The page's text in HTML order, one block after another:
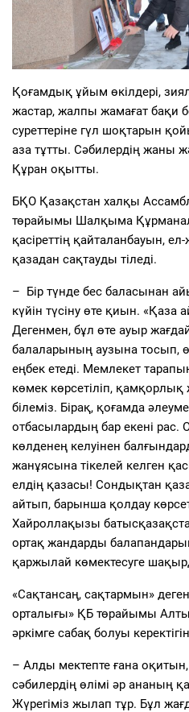
Қоғамдық ұйым өкілдері,
жастар, жалпы жамағат бақи
суреттеріне гүл шоқтарын
аза тұтты. Сәбилердің жаны
Құран оқытты.
БҚО Қазақстан халқы
төрайымы Шалқыма
қасіреттің қайталанбауын,
қазадан сақтауды тіледі.
– Бір түнде бес баласынан
күйін түсіну өте қиын. «Қаза
Дегенмен, бұл өте ауыр
балаларының аузына тосып,
еңбек етеді. Мемлекет
көмек көрсетіліп,
білеміз. Бірақ, қоғамда
отбасылардың бар екені рас.
көлденең келуінен
жанұясына тікелей келген
елдің қазасы! Сондықтан
айтып, барынша қолдау
Хайроллақызы
ортақ жандарды
қаржылай көмектесуге
«Сақтансаң, сақтармын»
орталығы» ҚБ төрайымы
әркімге сабақ болуы
– Алды мектепте ғана оқитын,
сәбилердің өлімі әр ананың
Жүрегіміз жылап тұр. Бұл